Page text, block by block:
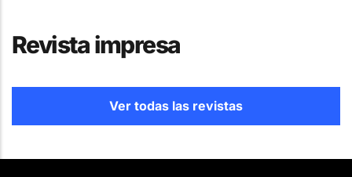
Revista impresa
Ver todas las revistas